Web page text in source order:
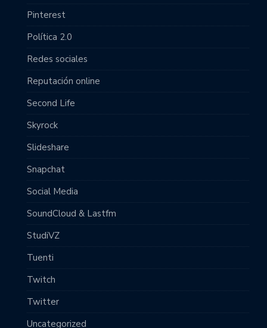
Pinterest
Política 2.0
Redes sociales
Reputación online
Second Life
Skyrock
Slideshare
Snapchat
Social Media
SoundCloud & Lastfm
StudiVZ
Tuenti
Twitch
Twitter
Uncategorized